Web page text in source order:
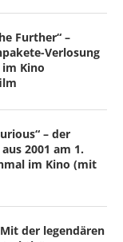
Further“ –
Verlosung
Kino
– der
2001 am 1.
im Kino (mit
der legendären